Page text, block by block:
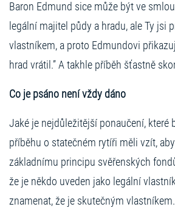
Baron Edmund sice může být ve
legální majitel půdy a hradu, ale Ty jsi
vlastníkem, a proto Edmundovi
hrad vrátil.” A takhle příběh šťastně
Co je psáno není vždy dáno
Jaké je nejdůležitější ponaučení, které
příběhu o statečném rytíři měli vzít,
základnímu principu svěřenských
že je někdo uveden jako legální
znamenat, že je skutečným